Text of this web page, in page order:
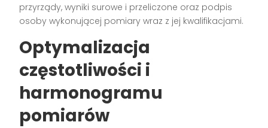
przyrządy, wyniki surowe i przeliczone oraz podpis
osoby wykonującej pomiary wraz z jej kwalifikacjami.
Optymalizacja
częstotliwości i
harmonogramu
pomiarów